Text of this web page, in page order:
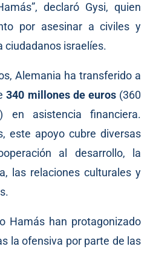
declaró Gysi, quien
por asesinar a civiles y
ciudadanos israelíes.
Alemania ha transferidoa
340 millones de euros(360
en asistencia financiera.
este apoyo cubre diversas
al desarrollo, la
las relaciones culturales y
Hamás han protagonizado
la ofensiva por parte de las